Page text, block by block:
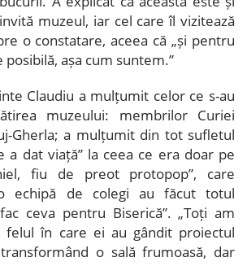
muzeul, iar cel care îl vizitează
o constatare, aceea că „și pentru
așa cum suntem.”
Claudiu a mulțumit celor ce s-au
muzeului: membrilor Curiei
Gherla; a mulțumit din tot sufletul
a dat viață” la ceea ce era doar pe
fiu de preot protopop”, care
echipă de colegi au făcut totul
ceva pentru Biserică”. „Toți am
felul în care ei au gândit proiectul
o sală frumoasă, dar